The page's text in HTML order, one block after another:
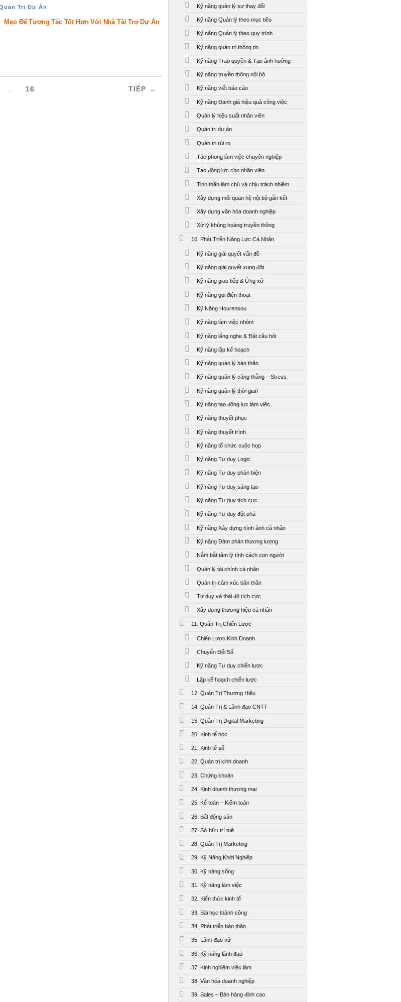
Trị Dự Án
Mẹo Để Tương Tác Tốt Hơn Với Nhà Tài Trợ Dự Án
... 16 TIẾP →
Kỹ năng quản lý sự thay đổi
Kỹ năng Quản lý theo mục tiêu
Kỹ năng Quản lý theo quy trình
Kỹ năng quản trị thông tin
Kỹ năng Trao quyền & Tạo ảnh hưởng
Kỹ năng truyền thông nội bộ
Kỹ năng viết báo cáo
Kỹ năng Đánh giá hiệu quả công việc
Quản lý hiệu suất nhân viên
Quản trị dự án
Quản trị rủi ro
Tác phong làm việc chuyên nghiệp
Tạo động lực cho nhân viên
Tinh thần làm chủ và chịu trách nhiệm
Xây dựng mối quan hệ nội bộ gắn kết
Xây dựng văn hóa doanh nghiệp
Xử lý khủng hoảng truyền thông
10. Phát Triển Năng Lực Cá Nhân
Kỹ năng giải quyết vấn đề
Kỹ năng giải quyết xung đột
Kỹ năng giao tiếp & Ứng xử
Kỹ năng gọi điện thoại
Kỹ Năng Hourensou
Kỹ năng làm việc nhóm
Kỹ năng lắng nghe & Đặt câu hỏi
Kỹ năng lập kế hoạch
Kỹ năng quản lý bản thân
Kỹ năng quản lý căng thẳng – Stress
Kỹ năng quản lý thời gian
Kỹ năng tạo động lực làm việc
Kỹ năng thuyết phục
Kỹ năng thuyết trình
Kỹ năng tổ chức cuộc họp
Kỹ năng Tư duy Logic
Kỹ năng Tư duy phản biện
Kỹ năng Tư duy sáng tạo
Kỹ năng Tư duy tích cực
Kỹ năng Tư duy đột phá
Kỹ năng Xây dựng hình ảnh cá nhân
Kỹ năng Đàm phán thương lượng
Nắm bắt tâm lý tính cách con người
Quản lý tài chính cá nhân
Quản trị cảm xúc bản thân
Tư duy và thái độ tích cực
Xây dựng thương hiệu cá nhân
11. Quản Trị Chiến Lược
Chiến Lược Kinh Doanh
Chuyển Đổi Số
Kỹ năng Tư duy chiến lược
Lập kế hoạch chiến lược
12. Quản Trị Thương Hiệu
14. Quản Trị & Lãnh đạo CNTT
15. Quản Trị Digital Marketing
20. Kinh tế học
21. Kinh tế số
22. Quản trị kinh doanh
23. Chứng khoán
24. Kinh doanh thương mại
25. Kế toán – Kiểm toán
26. Bất động sản
27. Sở hữu trí tuệ
28. Quản Trị Marketing
29. Kỹ Năng Khởi Nghiệp
30. Kỹ năng sống
31. Kỹ năng làm việc
32. Kiến thức kinh tế
33. Bài học thành công
34. Phát triển bản thân
35. Lãnh đạo nữ
36. Kỹ năng lãnh đạo
37. Kinh nghiệm việc làm
38. Văn hóa doanh nghiệp
39. Sales – Bán hàng đỉnh cao